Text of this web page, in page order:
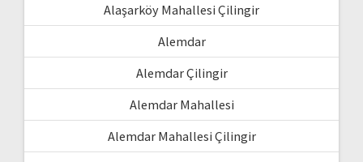
Alaşarköy Mahallesi Çilingir
Alemdar
Alemdar Çilingir
Alemdar Mahallesi
Alemdar Mahallesi Çilingir